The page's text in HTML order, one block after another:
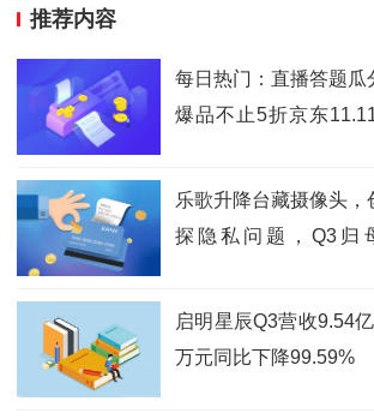
推荐内容
每日热门：直播答题瓜
爆品不止5折京东
乐歌升降台藏摄像头，
探隐私问题，Q3归
启明星辰Q3营收9.54
万元同比下降99.59%